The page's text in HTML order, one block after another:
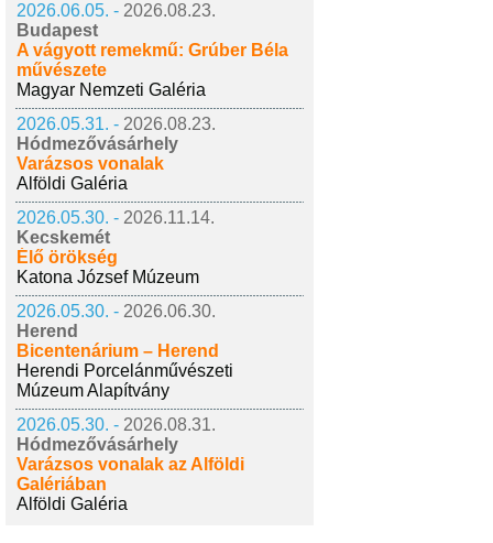
2026.06.05. - 2026.08.23.
Budapest
A vágyott remekmű: Grúber Béla
művészete
Magyar Nemzeti Galéria
2026.05.31. - 2026.08.23.
Hódmezővásárhely
Varázsos vonalak
Alföldi Galéria
2026.05.30. - 2026.11.14.
Kecskemét
Élő örökség
Katona József Múzeum
2026.05.30. - 2026.06.30.
Herend
Bicentenárium – Herend
Herendi Porcelánművészeti
Múzeum Alapítvány
2026.05.30. - 2026.08.31.
Hódmezővásárhely
Varázsos vonalak az Alföldi
Galériában
Alföldi Galéria